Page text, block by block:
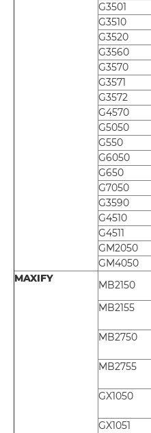
G3501
G3510
G3520
G3560
G3570
G3571
G3572
G4570
G5050
G550
G6050
G650
G7050
G3590
G4510
G4511
GM2050
GM4050
MAXIFY
MB2150
MB2155
MB2750
MB2755
GX1050
GX1051